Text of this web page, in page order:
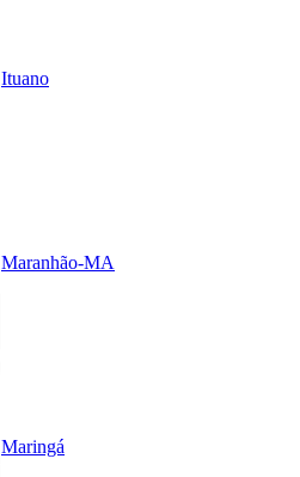
Ituano
Maranhão-MA
Maringá